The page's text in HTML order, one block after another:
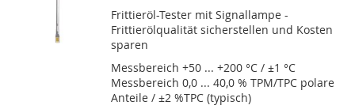
Frittieröl-Tester mit Signallampe -
Frittierölqualität sicherstellen und Kosten
sparen
Messbereich +50 ... +200 °C / ±1 °C
Messbereich 0,0 ... 40,0 % TPM/TPC polare
Anteile / ±2 %TPC (typisch)